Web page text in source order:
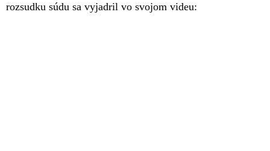
rozsudku súdu sa vyjadril vo svojom videu: